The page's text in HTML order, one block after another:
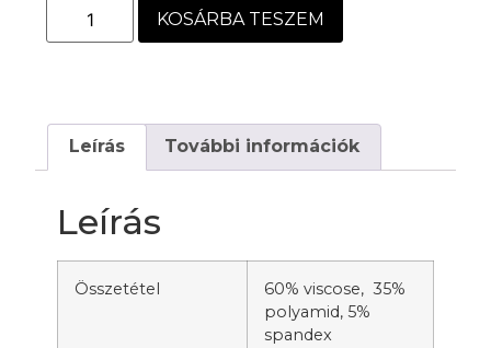
KOSÁRBA TESZEM
Leírás További információk
Leírás
Összetétel
60% viscose, 35%
polyamid, 5%
spandex